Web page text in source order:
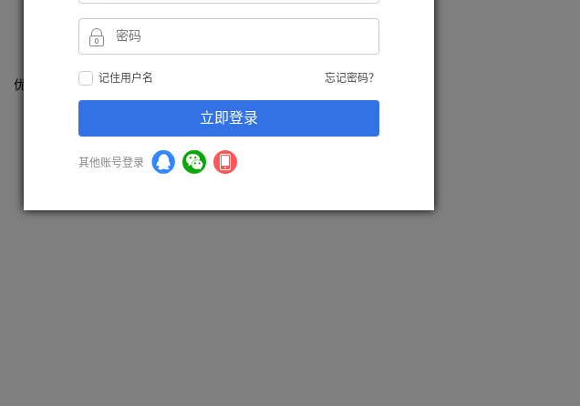
20000 50000
优惠券： 请登录后查看优惠券
（兑换比例 1:10）
立即充值
忘记密码？
记住用户名
立即登录
其他账号登录